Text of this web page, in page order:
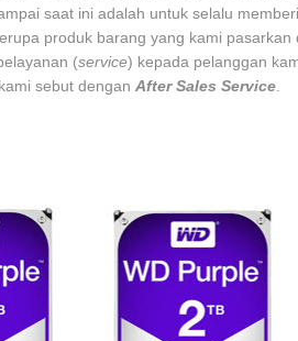
Time Attendant +
Access Door
saat ini adalah untuk selalu
produk barang yang kami
(service) kepada pelanggan
sebut dengan After Sales Service